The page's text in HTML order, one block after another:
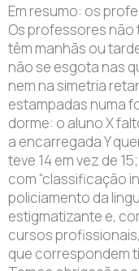
Em resumo: os
Os professores não
têm manhãs ou
não se esgota nas
nem na simetria
estampadas numa
dorme: o aluno X
a encarregada Y
teve 14 em vez de
com “classificação
policiamento da
estigmatizante e,
cursos
que correspondem